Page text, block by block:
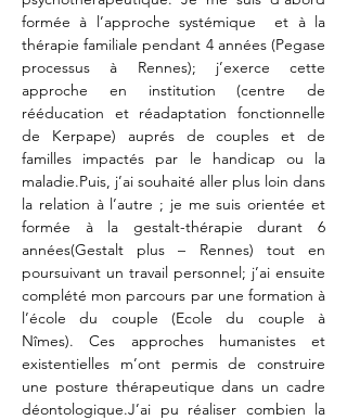
formée à l’approche systémique  et à la
thérapie familiale pendant 4 années (Pegase
processus à Rennes); j’exerce cette
approche en institution (centre de
rééducation et réadaptation fonctionnelle
de Kerpape) auprés de couples et de
familles impactés par le handicap ou la
maladie.Puis, j’ai souhaité aller plus loin dans
la relation à l’autre ; je me suis orientée et
formée à la gestalt-thérapie durant 6
années(Gestalt plus – Rennes) tout en
poursuivant un travail personnel; j’ai ensuite
complété mon parcours par une formation à
l’école du couple (Ecole du couple à
Nîmes). Ces approches humanistes et
existentielles m’ont permis de construire
une posture thérapeutique dans un cadre
déontologique.J’ai pu réaliser combien la